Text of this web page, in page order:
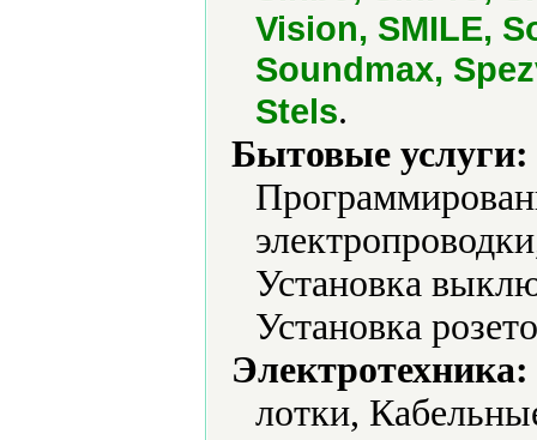
Vision, SMILE,
Soundmax,
Stels.
Бытовые услуги:
Установка
Установка
Электротехника:
лотки,